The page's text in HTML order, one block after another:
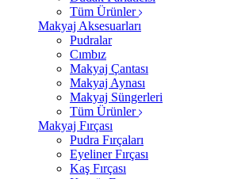
Tüm Ürünler
Makyaj Aksesuarları
Pudralar
Cımbız
Makyaj Çantası
Makyaj Aynası
Makyaj Süngerleri
Tüm Ürünler
Makyaj Fırçası
Pudra Fırçaları
Eyeliner Fırçası
Kaş Fırçası